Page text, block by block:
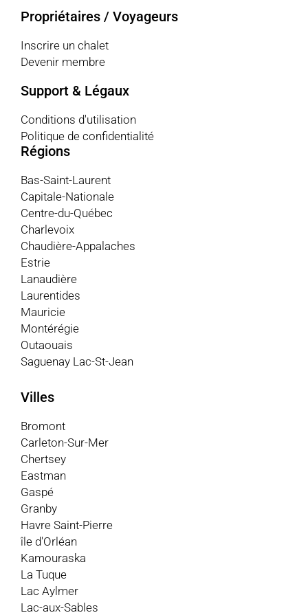
Propriétaires / Voyageurs
Inscrire un chalet
Devenir membre
Support & Légaux
Conditions d'utilisation
Politique de confidentialité
Régions
Bas-Saint-Laurent
Capitale-Nationale
Centre-du-Québec
Charlevoix
Chaudière-Appalaches
Estrie
Lanaudière
Laurentides
Mauricie
Montérégie
Outaouais
Saguenay Lac-St-Jean
Villes
Bromont
Carleton-Sur-Mer
Chertsey
Eastman
Gaspé
Granby
Havre Saint-Pierre
île d'Orléan
Kamouraska
La Tuque
Lac Aylmer
Lac-aux-Sables